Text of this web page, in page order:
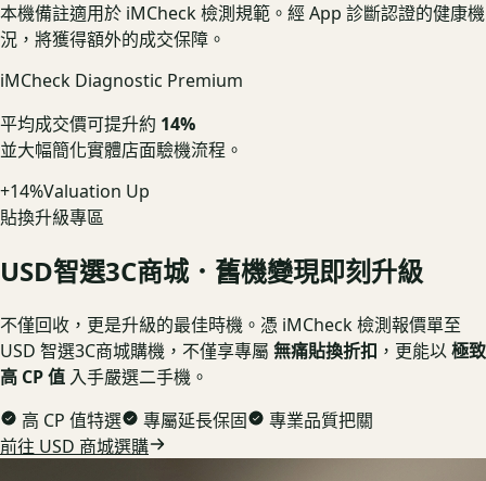
本機備註適用於 iMCheck 檢測規範。經 App 診斷認證的健康機
況，將獲得額外的成交保障。
iMCheck Diagnostic Premium
平均成交價可提升約 14%
並大幅簡化實體店面驗機流程。
+14%Valuation Up
貼換升級專區
USD智選3C商城．舊機變現即刻升級
不僅回收，更是升級的最佳時機。憑 iMCheck 檢測報價單至
USD 智選3C商城購機，不僅享專屬 無痛貼換折扣 ，更能以極致
高 CP 值 入手嚴選二手機。
高 CP 值特選
專屬延長保固
專業品質把關
前往 USD 商城選購